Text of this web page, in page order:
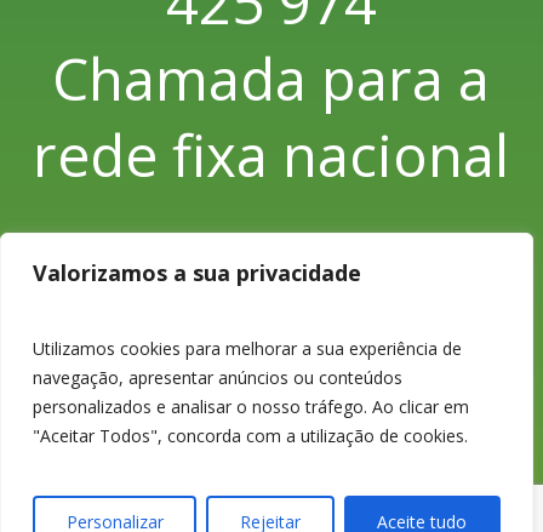
Valorizamos a sua privacidade
Utilizamos cookies para melhorar a sua experiência de
navegação, apresentar anúncios ou conteúdos
personalizados e analisar o nosso tráfego. Ao clicar em
"Aceitar Todos", concorda com a utilização de cookies.
Personalizar Rejeitar Aceite tudo
Chamada para a
rede fixa nacional
Chamada para a
rede fixa nacional